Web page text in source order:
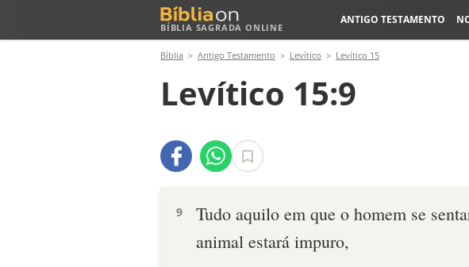
BÍBLIA SAGRADA ONLINE
ANTIGO TESTAMENTO
Bíblia Antigo Testamento Levítico Levítico 15
Levítico 15:9
9
Tudo aquilo em que o homem se
animal estará impuro,